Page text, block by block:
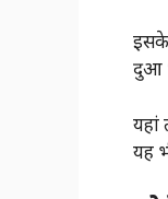
इसके
दुआ
यह